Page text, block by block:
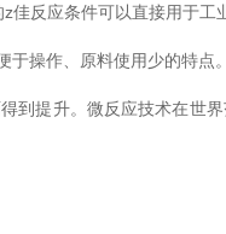
反应条件可以直接用于工
操作、原料使用少的特点。
提升。微反应技术在世